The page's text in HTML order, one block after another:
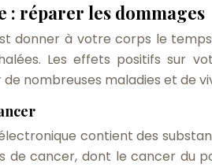
: réparer les dommages
donner à votre corps le
Les effets positifs sur
nombreuses maladies et de
contient des
de cancer, dont le cancer du